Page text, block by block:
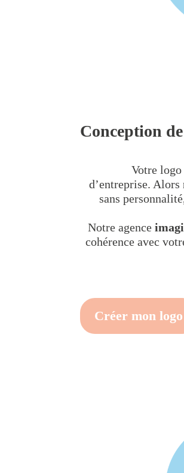
Conception
Votre
d’entreprise. Alors
sans
Notre agence
cohérence avec
Créer mon logo